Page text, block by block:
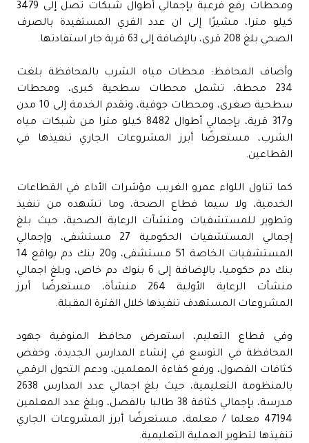
ومحطات رفع فرعية بإجمالي أطوال شبكات تصل إلى 3479
كيلو مترا، مشيرًا إلى ان عدد القري المستفيدة بالصرف
الصحي بلغ 208 قرى، بالإضافة إلى 63 قرية جار استفادتها.
وأضاف المحافظ: محطات مياه الشرب بالمحافظة بلغت
234 محطة، تشمل محطات سطحية كبرى، ومحطات
سطحية صغرى، ومحطات جوفية، وتقدم الخدمة إلى 10 مدن
و317 قرية، بإجمالي أطوال 8482 كيلو مترا من شبكات مياه
الشرب، مستعرضًا أبرز المشروعات الجاري تنفيذها في
القطاعين.
كما تناول اللواء عمرو الغريب مؤشرات الأداء في القطاعات
الخدمية، ولا سيما قطاع الصحة، وما تشهده من تنفيذ
وتطوير للمستشفيات ومنشآت الرعاية الصحية، حيث بلغ
إجمالي المستشفيات الحكومية 27 مستشفى، وإجمالي
المستشفيات الخاصة 51 مستشفى، و20 بنك دم بواقع 14
بنك دم حكوميا، بالإضافة إلى 6 بنوك دم خاص، وبلغ اجمالي
منشآت الرعاية الأولية 264 منشأة، مستعرضًا أبرز
المشروعات المستهدف تنفيذها خلال الفترة المقبلة.
وفي قطاع التعليم، استعرض محافظ المنوفية جهود
المحافظة في التوسع في إنشاء المدارس الجديدة، وخفض
كثافات الفصول، ورفع كفاءة المعلمين، ودعم التحول الرقمي
بالمنظومة التعليمية، حيث بلغ اجمالي عدد المدارس 2638
مدرسة، بإجمالي كثافة 38 طالبا بالفصل، وبلغ عدد المعلمين
47194 معلما / معلمة، مستعرضًا أبرز المشروعات الجاري
تنفيذها لتطوير العملية التعليمية.